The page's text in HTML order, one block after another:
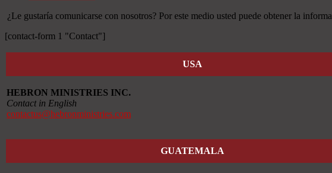
¿Le gustaría comunicarse con nosotros? Por este medio usted puede obtener la
[contact-form 1 "Contact"]
USA
HEBRON MINISTRIES INC.
Contact in English
contactus@hebronministries.com
GUATEMALA